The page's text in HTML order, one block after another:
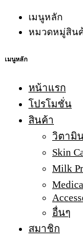
เมนูหลัก
หมวดหมู่สิน
เมนูหลัก
หน้าแรก
โปรโมชั่น
สินค้า
วิตามิ
Skin
Milk
อื่นๆ
สมาชิก